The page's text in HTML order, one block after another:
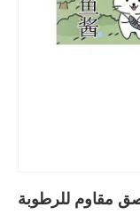
مقاوم للرطوبة